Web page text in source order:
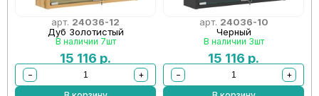
арт. 24036-12
Дуб Золотистый
В наличии 7шт
15 116 р.
−
+
арт. 24036-10
Черный
В наличии 3шт
15 116 р.
−
+